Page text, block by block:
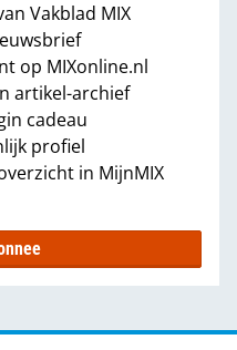
Vakblad MIX
op MIXonline.nl
artikel-archief
cadeau
profiel
in MijnMIX